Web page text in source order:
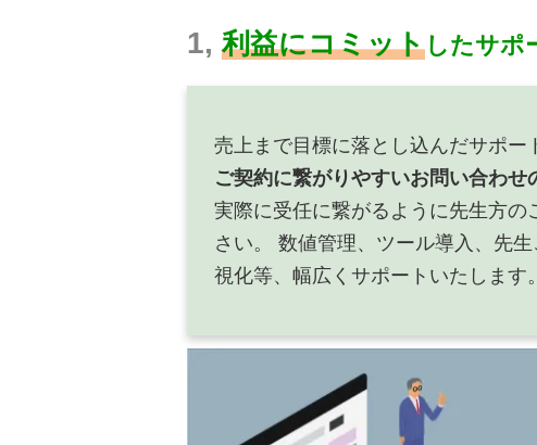
1,利益にコミットしたサポ
売上まで目標に落とし込んだサポー
ご契約に繋がりやすいお問い合わせ
実際に受任に繋がるように先生方の
さい。 数値管理、ツール導入、先
視化等、幅広くサポートいたします。